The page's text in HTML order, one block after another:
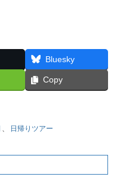
Bluesky
Copy
、 日帰りツアー